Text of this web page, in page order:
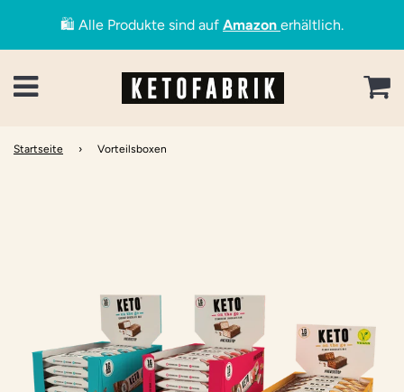
🛍️ Alle Produkte sind auf Amazon erhältlich.
Menü
Startseite › Vorteilsboxen